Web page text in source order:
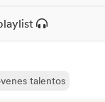
talentos